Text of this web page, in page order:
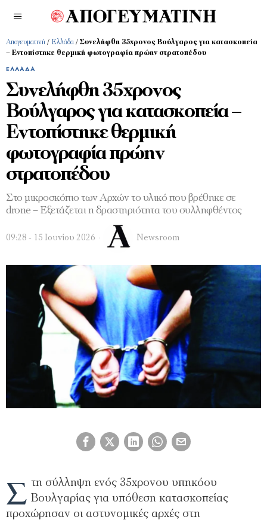
Απογευματινή / Ελλάδα / Συνελήφθη 35χρονος Βούλγαρος για κατασκοπεία
– Εντοπίστηκε θερμική φωτογραφία πρώην στρατοπέδου
ΕΛΛΆΔΑ
Συνελήφθη 35χρονος
Βούλγαρος για κατασκοπεία –
Εντοπίστηκε θερμική
φωτογραφία πρώην
στρατοπέδου
Στο μικροσκόπιο των Αρχών το υλικό που βρέθηκε σε
drone – Εξετάζεται η δραστηριότητα του συλληφθέντος
09:28 - 15 Ιουνίου 2026 Newsroom
Σ τη σύλληψη ενός 35χρονου υπηκόου
Βουλγαρίας για υπόθεση κατασκοπείας
προχώρησαν οι αστυνομικές αρχές στη